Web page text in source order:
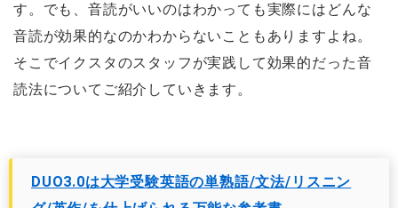
す。でも、音読がいいのはわかっても実際にはどんな
音読が効果的なのかわからないこともありますよね。
そこでイクスタのスタッフが実践して効果的だった音
読法についてご紹介していきます。
DUO3.0は大学受験英語の単熟語/文法/リスニン